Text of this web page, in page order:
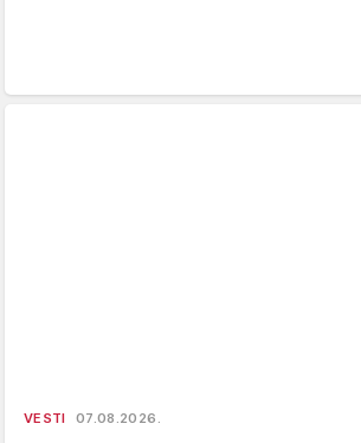
VESTI 07.08.2026.